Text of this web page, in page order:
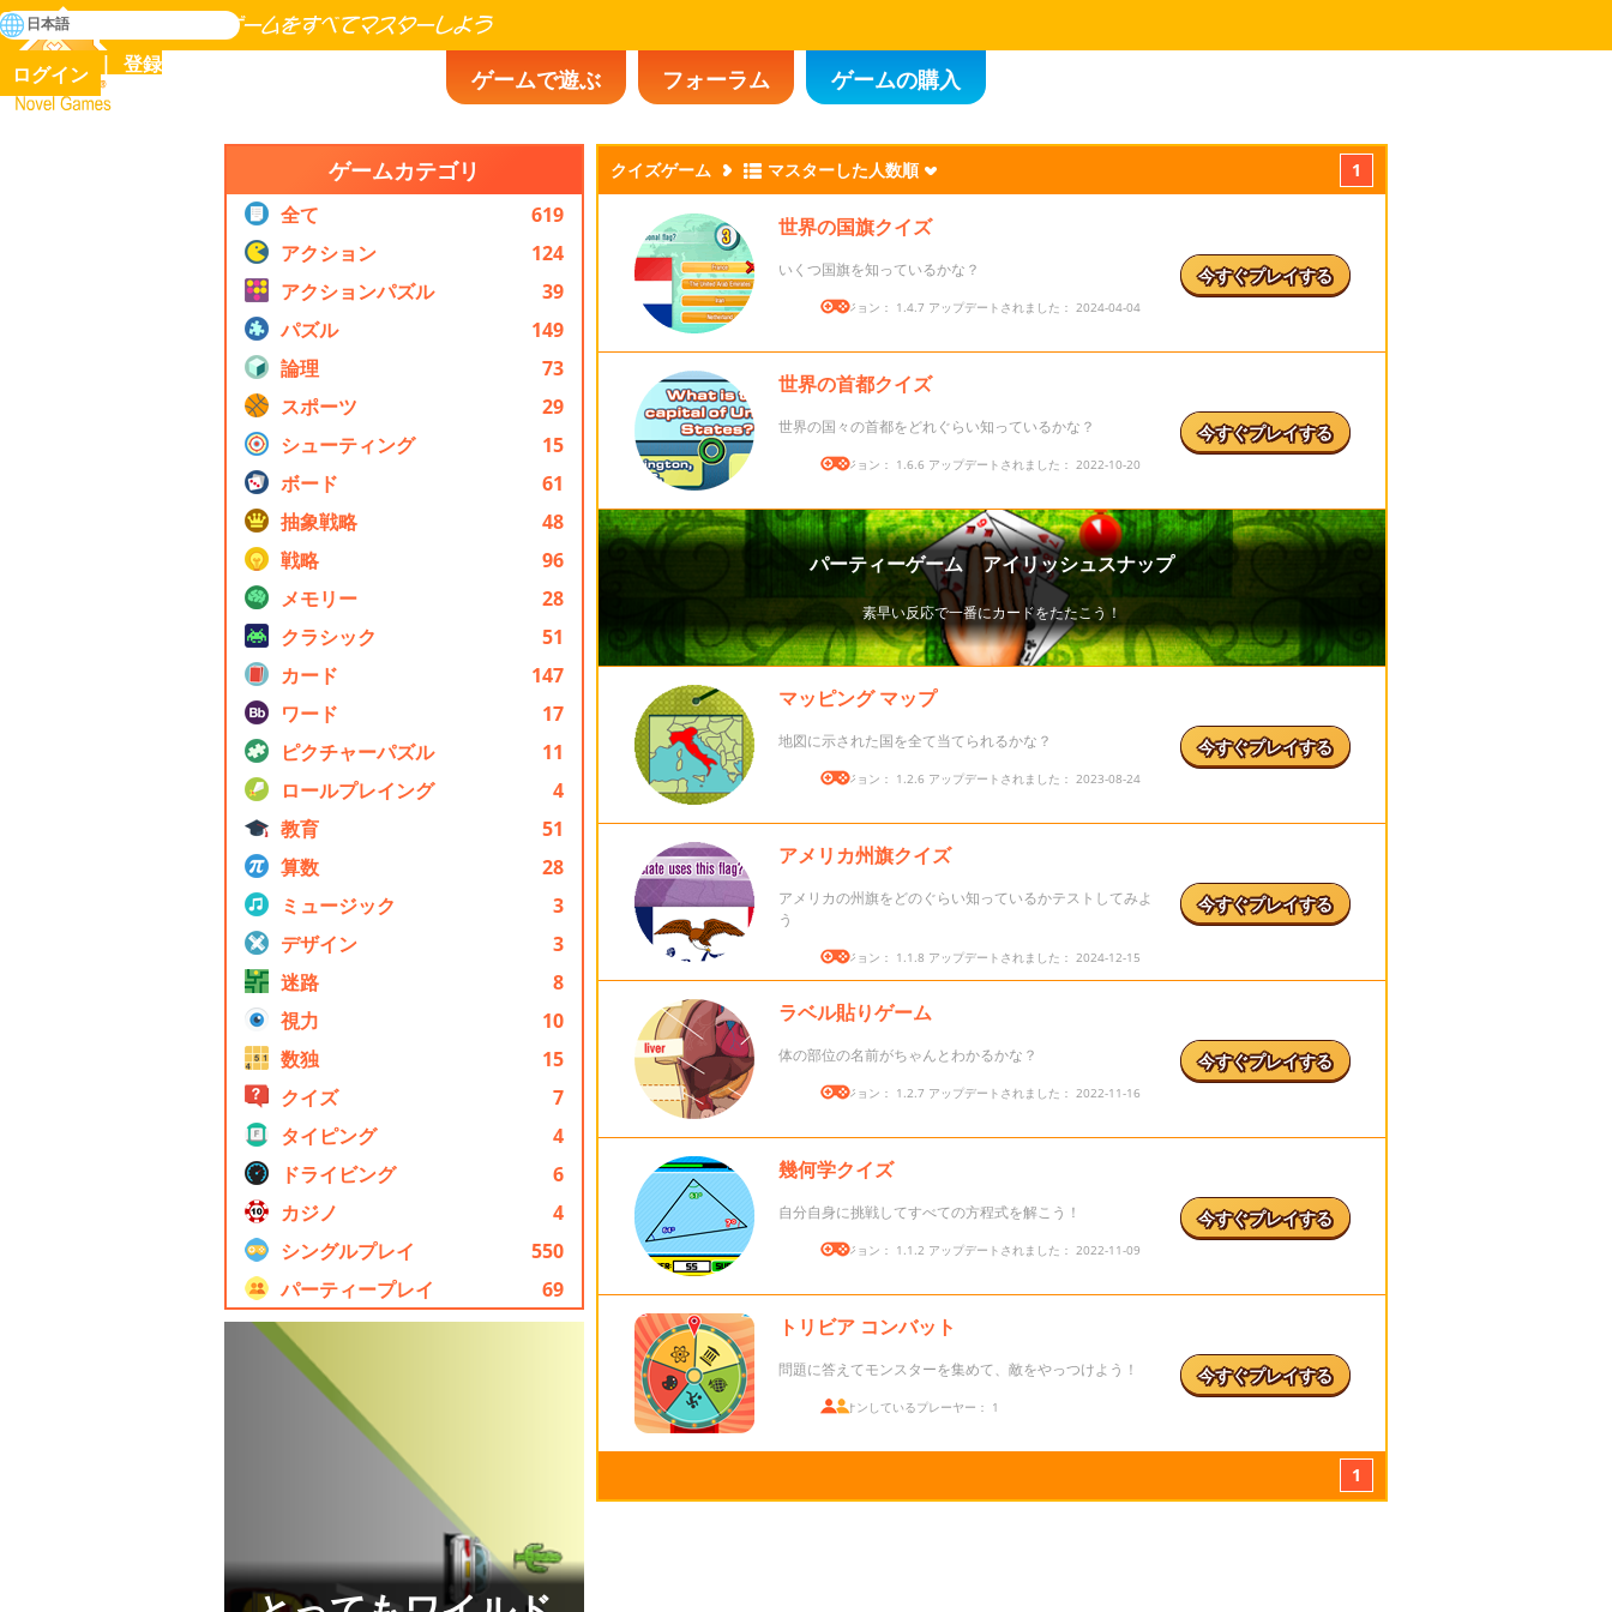
Novel Games
人類の歴史に存在するゲームをすべてマスターしよう
検
索
ゲームで遊ぶ フォーラム ゲームの購入
ログイン 登録
日本語
ゲームカテゴリ
全て
619
アクション
124
アクションパズル
39
パズル
149
論理
73
スポーツ
29
シューティング
15
ボード
61
抽象戦略
48
戦略
96
メモリー
28
クラシック
51
カード
147
ワード
17
ピクチャーパズル
11
ロールプレイング
4
教育
51
算数
28
ミュージック
3
デザイン
3
迷路
8
視力
10
数独
15
クイズ
7
タイピング
4
ドライビング
6
カジノ
4
シングルプレイ
550
パーティープレイ
69
クイズゲーム マスターした人数順 1
世界の国旗クイズ
いくつ国旗を知っているかな？
バージョン： 1.4.7 アップデートされました： 2024-04-04
今すぐプレイする
世界の首都クイズ
世界の国々の首都をどれぐらい知っているかな？
バージョン： 1.6.6 アップデートされました： 2022-10-20
今すぐプレイする
マッピング マップ
地図に示された国を全て当てられるかな？
バージョン： 1.2.6 アップデートされました： 2023-08-24
今すぐプレイする
アメリカ州旗クイズ
アメリカの州旗をどのぐらい知っているかテストしてみよ
う
バージョン： 1.1.8 アップデートされました： 2024-12-15
今すぐプレイする
ラベル貼りゲーム
体の部位の名前がちゃんとわかるかな？
バージョン： 1.2.7 アップデートされました： 2022-11-16
今すぐプレイする
幾何学クイズ
自分自身に挑戦してすべての方程式を解こう！
バージョン： 1.1.2 アップデートされました： 2022-11-09
今すぐプレイする
トリビア コンバット
問題に答えてモンスターを集めて、敵をやっつけよう！
ログオンしているプレーヤー： 1
今すぐプレイする
1